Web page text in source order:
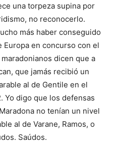
una torpeza supina por
no reconocerlo.
más haber conseguido
Europa en concurso con el
dicen que a
que jamás recibió un
al de Gentile en el
Yo digo que los defensas
no tenían un nivel
al de Varane, Ramos, o
Saúdos.